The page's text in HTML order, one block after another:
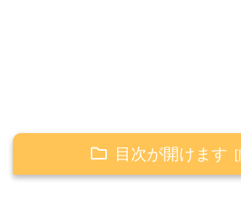
目次が開けます